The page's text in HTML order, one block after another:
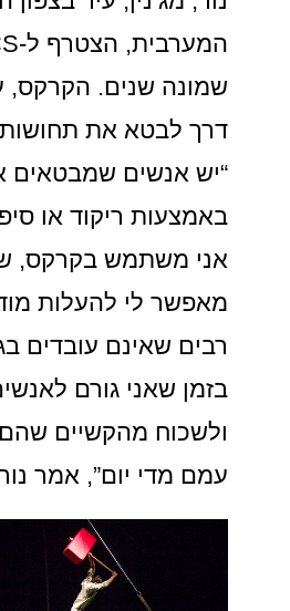
שמונה שנים. הקרקס,
דרך לבטא את
“יש אנשים
באמצעות ריקוד או
אני משתמש בקרקס,
מאפשר לי להעלות
רבים שאינם עובדים
בזמן שאני גורם
ולשכוח מהקשיים
עמם מדי יום”, אמר